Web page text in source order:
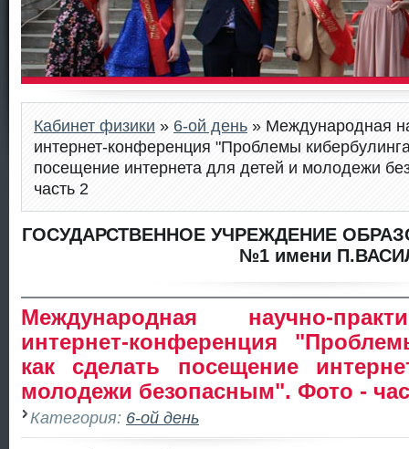
Кабинет физики » 6-ой день » Международная
интернет-конференция "Проблемы
посещение интернета для детей и молодежи
часть 2
ГОСУДАРСТВЕННОЕ УЧРЕЖДЕНИЕ
№1 имени
Международная научно-
интернет-конференция
как сделать посещение
молодежи безопасным". Фото -
Категория: 6-ой день